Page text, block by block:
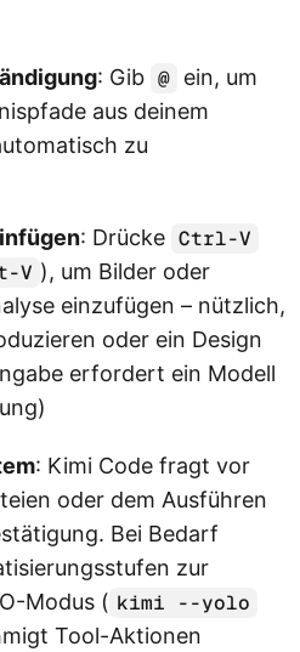
: Gib @ ein, um
aus deinem
zu
: Drücke Ctrl-V
V ), um Bilder oder
einzufügen – nützlich,
oder ein Design
erfordert ein Modell
: Kimi Code fragt vor
oder dem Ausführen
Bei Bedarf
zur
Modus ( kimi --yolo
Tool-Aktionen